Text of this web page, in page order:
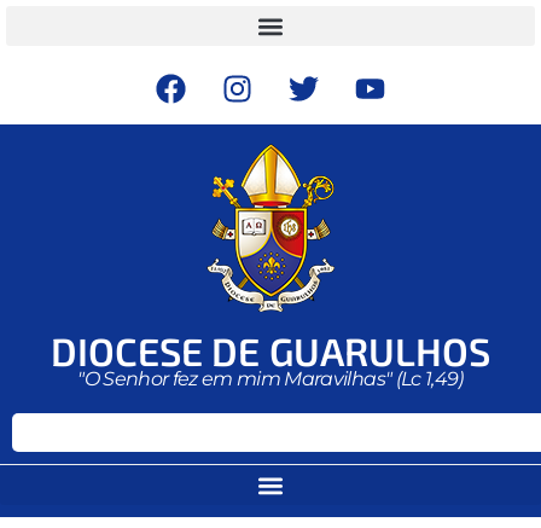
DIOCESE DE GUARULHOS
"O Senhor fez em mim Maravilhas" (Lc 1,49)